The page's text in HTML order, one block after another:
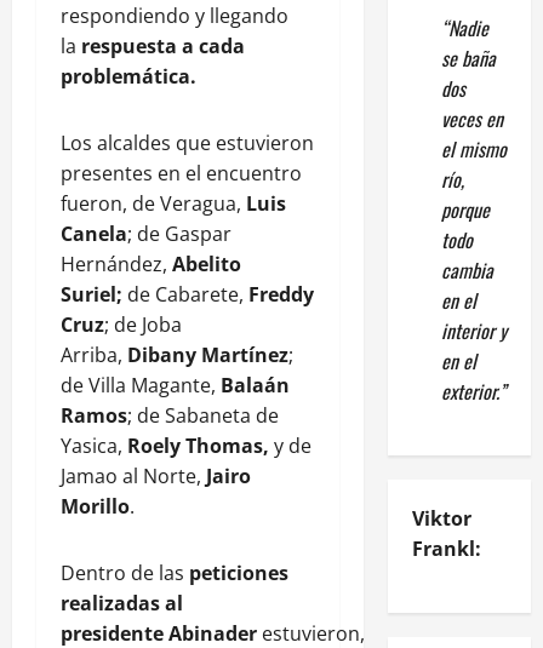
respondiendo y llegando
la respuesta a cada
problemática.
Los alcaldes que estuvieron
presentes en el encuentro
fueron, de Veragua, Luis
Canela; de Gaspar
Hernández, Abelito
Suriel; de Cabarete, Freddy
Cruz; de Joba
Arriba, Dibany Martínez;
de Villa Magante, Balaán
Ramos; de Sabaneta de
Yasica, Roely Thomas, y de
Jamao al Norte, Jairo
Morillo.
Dentro de las peticiones
realizadas al
presidenteAbinader estuvieron,
“Nadie
se baña
dos
veces en
el mismo
río,
porque
todo
cambia
en el
interior y
en el
exterior.”
Viktor
Frankl: